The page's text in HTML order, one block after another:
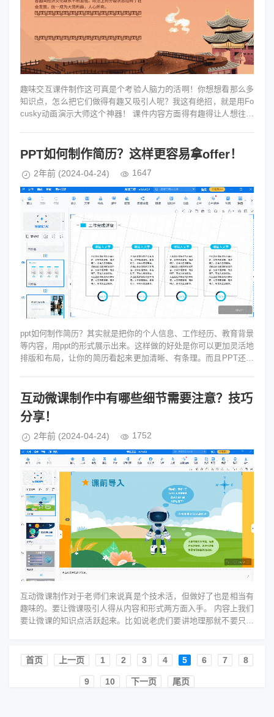
趣味交互课件制作这可真是个考验人脑力的活啊！你想想看那么多
知识点，怎么把它们做得有趣又吸引人呢？我这有绝招，就是用Fo
cusky动画演示大师这个神器！ 课件内容方面得有趣得让人想往下
PPT如何制作简历？这样更容易拿offer！
2年前 (2024-04-24) 1647
ppt如何制作简历？其实就是把你的个人信息、工作经历、教育背景
等内容，用ppt的形式展示出来。这样做的好处是你可以更加灵活地
排版和布局，让你的简历看起来更加清晰、有条理。而且PPT还有
互动微课制作中有哪些细节需要注意？技巧
分享！
2年前 (2024-04-24) 1752
互动微课制作对于老师们来说真是个技术活，但做好了也是相当有
趣味的。要让微课吸引人得从内容和形式两方面入手。 内容上我们
要让微课的知识点活跃起来。比如说老虎们要讲地理那就不要只列
首页️ 上一页 1 2 3 4 5 6 7 8
9 10 下一页 尾页